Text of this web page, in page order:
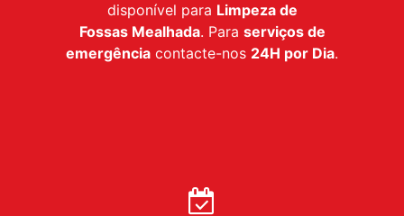
disponível para Limpeza de
Fossas Mealhada. Para serviços de
emergência contacte-nos 24H por Dia.